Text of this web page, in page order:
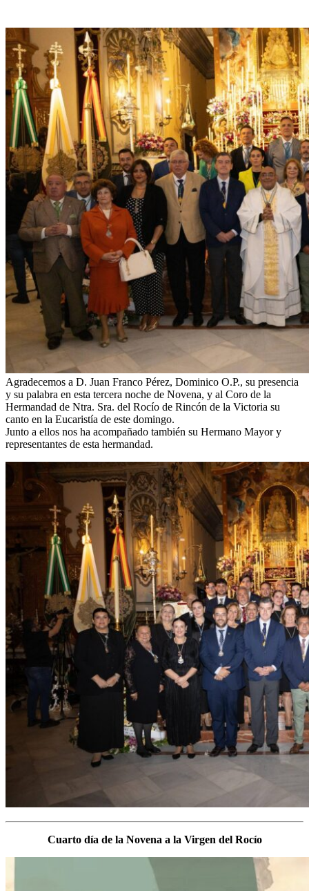
Agradecemos a D. Juan Franco Pérez, Dominico O.P., su presencia
y su palabra en esta tercera noche de Novena, y al Coro de la
Hermandad de Ntra. Sra. del Rocío de Rincón de la Victoria su
canto en la Eucaristía de este domingo.
Junto a ellos nos ha acompañado también su Hermano Mayor y
representantes de esta hermandad.
Cuarto día de la Novena a la Virgen del Rocío